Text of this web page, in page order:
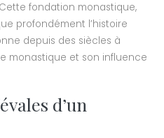
fondation monastique,
profondément l’histoire
depuis des siècles à
monastique et son influence
d’un